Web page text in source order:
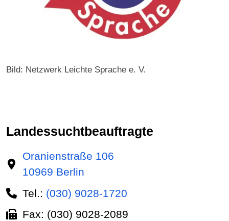
Bild: Netzwerk Leichte Sprache e. V.
Landessucht­beauftragte
Oranienstraße 106
10969 Berlin
Tel.: (030) 9028-1720
Fax: (030) 9028-2089